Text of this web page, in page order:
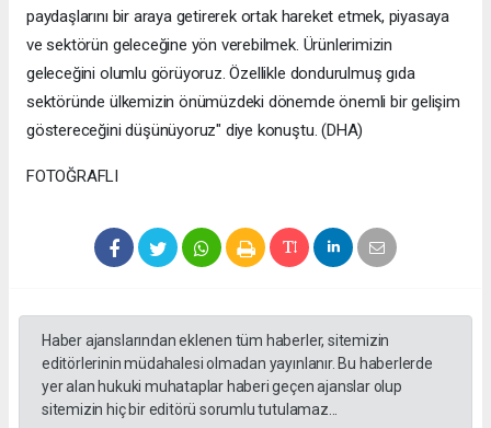
paydaşlarını bir araya getirerek ortak hareket etmek, piyasaya
ve sektörün geleceğine yön verebilmek. Ürünlerimizin
geleceğini olumlu görüyoruz. Özellikle dondurulmuş gıda
sektöründe ülkemizin önümüzdeki dönemde önemli bir gelişim
göstereceğini düşünüyoruz" diye konuştu. (DHA)
FOTOĞRAFLI
Haber ajanslarından eklenen tüm haberler, sitemizin
editörlerinin müdahalesi olmadan yayınlanır. Bu haberlerde
yer alan hukuki muhataplar haberi geçen ajanslar olup
sitemizin hiç bir editörü sorumlu tutulamaz...